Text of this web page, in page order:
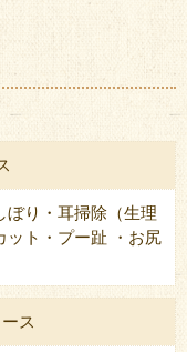
ぼり・耳掃除（生理
ット・プー趾 ・お尻
ス